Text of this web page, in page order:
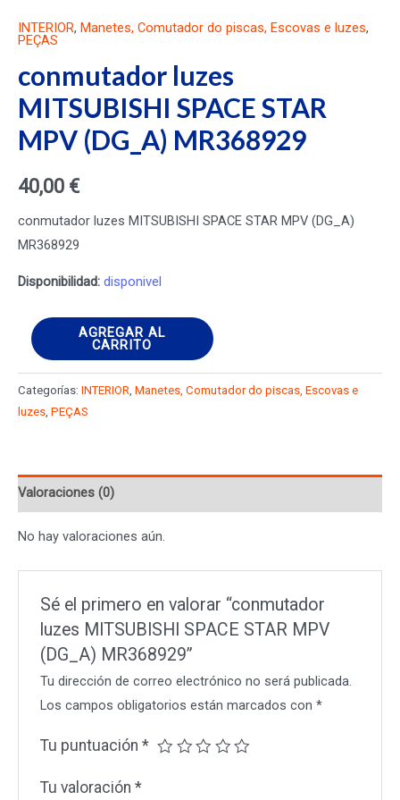
INTERIOR, Manetes, Comutador do piscas, Escovas e luzes,
PEÇAS
conmutador luzes
MITSUBISHI SPACE STAR
MPV (DG_A) MR368929
40,00 €
conmutador luzes MITSUBISHI SPACE STAR MPV (DG_A)
MR368929
Disponibilidad: disponivel
conmutador
luzes
MITSUBISHI
SPACE
(DG_A)
MR368929
AGREGAR AL
CARRITO
Categorías: INTERIOR Manetes, Comutador do piscas, Escovas e
luzes PEÇAS
Valoraciones (0)
No hay valoraciones aún.
Sé el primero en valorar “conmutador
luzes MITSUBISHI SPACE STAR MPV
(DG_A) MR368929”
Tu dirección de correo electrónico no será publicada.
Los campos obligatorios están marcados con*
Tu puntuación*
Tu valoración*